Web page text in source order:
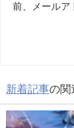
前、メールア
新着記事の関